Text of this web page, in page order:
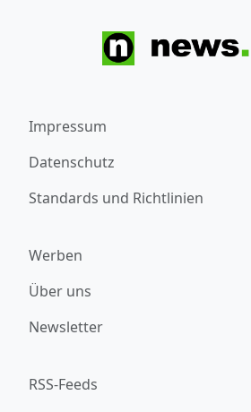
Impressum
Datenschutz
Standards und Richtlinien
Werben
Über uns
Newsletter
RSS-Feeds